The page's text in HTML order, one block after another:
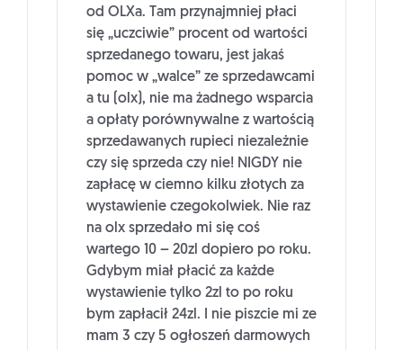
od OLXa. Tam przynajmniej płaci
się „uczciwie” procent od wartości
sprzedanego towaru, jest jakaś
pomoc w „walce” ze sprzedawcami
a tu (olx), nie ma żadnego wsparcia
a opłaty porównywalne z wartością
sprzedawanych rupieci niezależnie
czy się sprzeda czy nie! NIGDY nie
zapłacę w ciemno kilku złotych za
wystawienie czegokolwiek. Nie raz
na olx sprzedało mi się coś
wartego 10 – 20zl dopiero po roku.
Gdybym miał płacić za każde
wystawienie tylko 2zl to po roku
bym zapłacił 24zl. I nie piszcie mi ze
mam 3 czy 5 ogłoszeń darmowych